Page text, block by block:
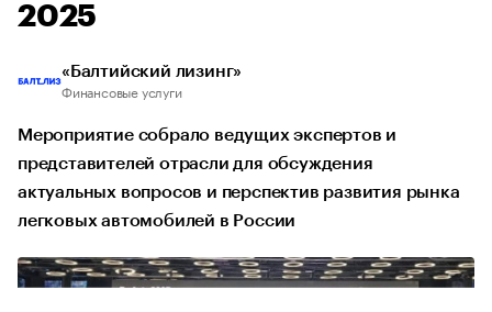
2025
«Балтийский лизинг»
Финансовые услуги
Мероприятие собрало ведущих экспертов и
представителей отрасли для обсуждения
актуальных вопросов и перспектив развития рынка
легковых автомобилей в России